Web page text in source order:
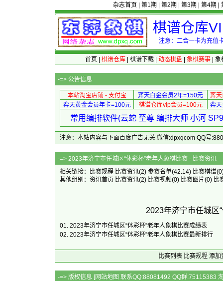
杂志首页 第1期 第2期 第3期 第4期
棋谱仓库
注意：二合一卡为充值
首页 棋谱仓库| 棋谱下载| 动态棋盘| 象棋赛事| 象
-=> 公告信息
本站淘宝店铺 - 支付宝 弈天白金会员2年=150元
弈
弈天黄金会员年卡=100元
棋谱仓库vip会员=100元 弈
常用编排软件(云蛇 至尊 编排大师 小河
注意：本站内容与下面百度广告无关 微信:dpxqcom QQ号
-=> 2023年济宁市任城区“体彩杯”
相关链接：
比赛规程 比赛资讯(2) 参赛名单(42.14) 比赛棋谱
其他组别： 资讯首页 比赛资讯(2) 比赛视频(0) 比赛图片(0) 比
2023年济宁市任城区
01. 2023年济宁市任城区“体彩杯”老年人象棋比赛成绩表
02. 2023年济宁市任城区“体彩杯”老年人象棋比赛最新排行
比赛列表 比赛规程 添加
-=> 版权信息 [网站地图 联系QQ:88081492 QQ群:75115383